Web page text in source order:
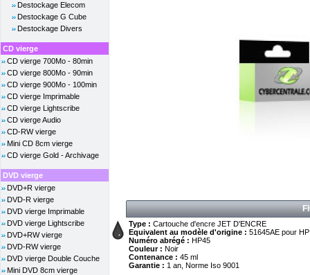
Destockage Elecom
Destockage G Cube
Destockage Divers
CD vierge
CD vierge 700Mo - 80min
CD vierge 800Mo - 90min
CD vierge 900Mo - 100min
CD vierge Imprimable
CD vierge Lightscribe
CD vierge Audio
CD-RW vierge
Mini CD 8cm vierge
CD vierge Gold - Archivage
DVD vierge
DVD+R vierge
DVD-R vierge
DVD vierge Imprimable
DVD vierge Lightscribe
DVD+RW vierge
DVD-RW vierge
DVD vierge Double Couche
Mini DVD 8cm vierge
Type : Cartouche d'encre JET D'ENCRE
Equivalent au modèle d'origine : 51645AE pour HP
Numéro abrégé : HP45
Couleur : Noir
Contenance : 45 ml
Garantie : 1 an, Norme Iso 9001